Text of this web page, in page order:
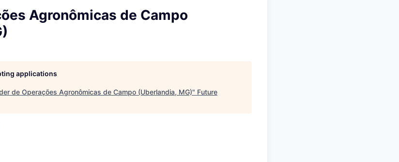
Agronômicas de Campo
applications
de Operações Agronômicas de Campo (Uberlandia, MG)" Future